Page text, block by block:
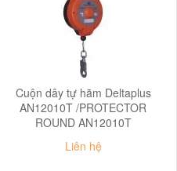
Cuộn dây tự hãm Deltaplus
AN12010T /PROTECTOR
ROUND AN12010T
Liên hệ